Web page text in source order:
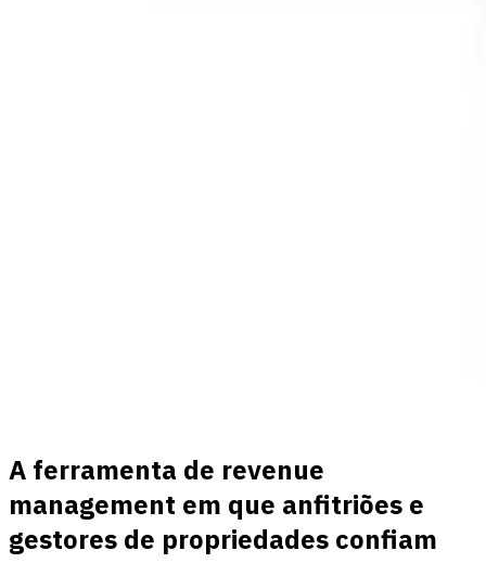
A ferramenta de revenue
management em que anfitriões e
gestores de propriedades confiam